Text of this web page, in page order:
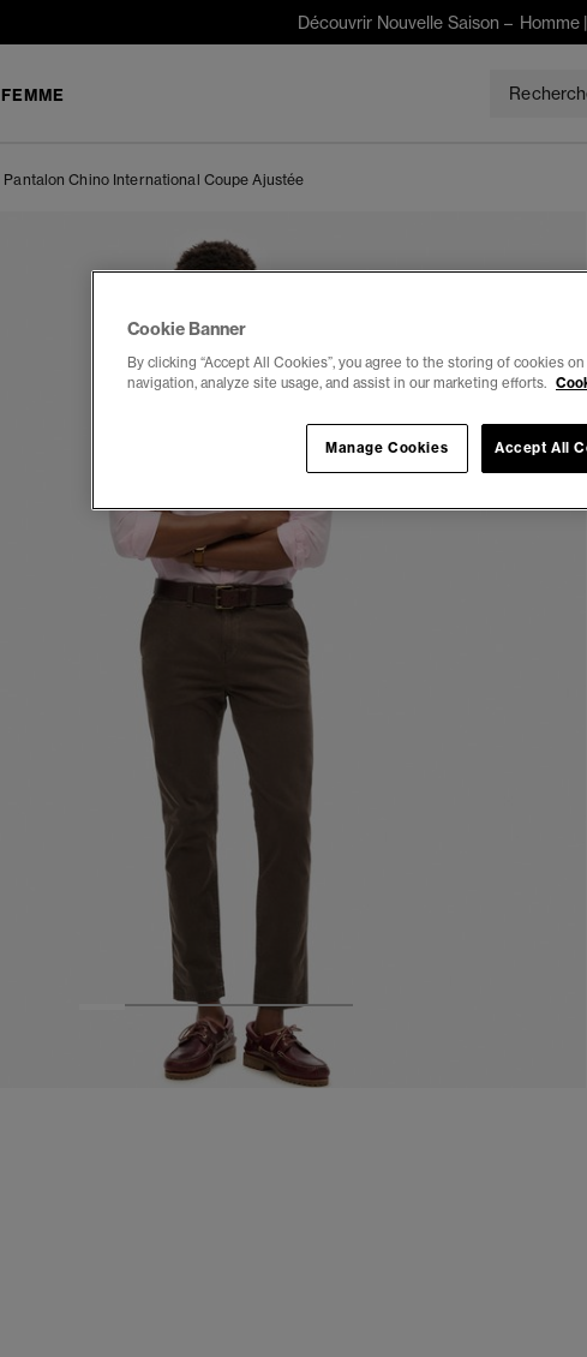
Découvrir Nouvelle Saison – Homme|
FEMME
Pantalon Chino International Coupe Ajustée
3 4 5
Cookie Banner
By clicking “Accept All Cookies”, you agree to the storing of cookies
navigation, analyze site usage, and assist in our marketing efforts.
Accept All
Manage Cookies